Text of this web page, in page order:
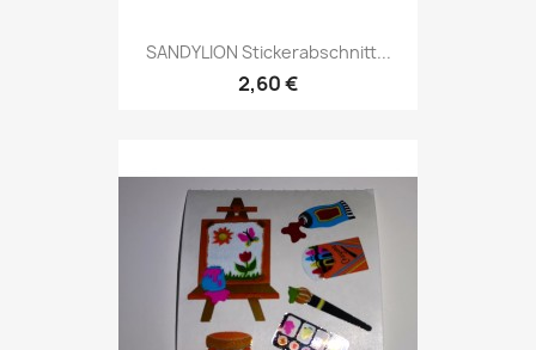
SANDYLION Stickerabschnitt...
2,60 €